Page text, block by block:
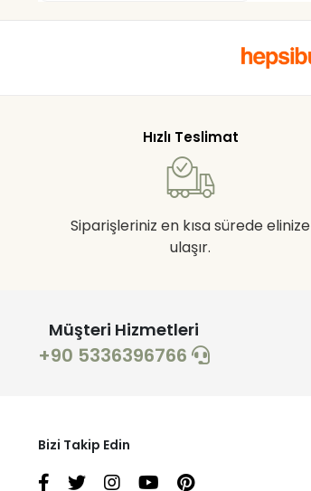
Hızlı Teslimat
Siparişleriniz en kısa sürede elinize
ulaşır.
Müşteri Hizmetleri
+90 5336396766
Bizi Takip Edin